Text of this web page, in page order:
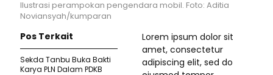
Ilustrasi perampokan pengendara mobil. Foto: Aditia
Noviansyah/kumparan
Lorem ipsum dolor sit
amet, consectetur
adipiscing elit, sed do
Pos Terkait
Sekda Tanbu Buka Bakti
Karya PLN Dalam PDKB